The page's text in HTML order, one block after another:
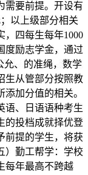
需要前提。开设有
以上级部分相关
，四每生每年1000
度励志学金，通过
允、的准绳，数学
生从管部分按照教
加分值的相关。
语、日语语种考生
的投档成就择优登
前提的学生，将获
）勤工帮学：学校
每年最高不跨越